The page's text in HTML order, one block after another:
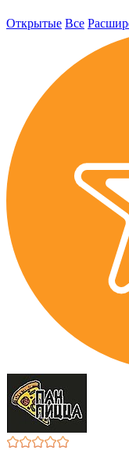
Открытые Все